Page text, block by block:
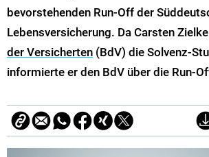
bevorstehenden Run-Off der
Lebensversicherung. Da Carsten
der Versicherten (BdV) die Solvenz-
informierte er den BdV über die Run-